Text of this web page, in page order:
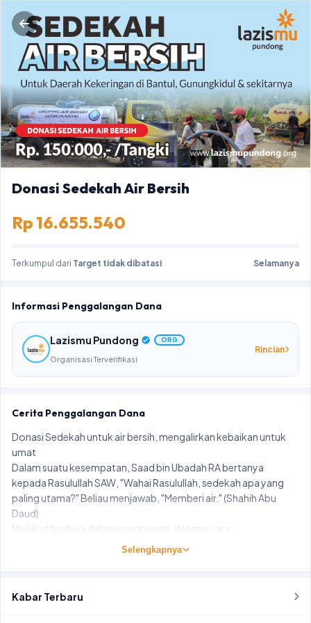
Donasi Sedekah Air Bersih
Rp 16.655.540
Terkumpul dari Target tidak dibatasi Selamanya
Informasi Penggalangan Dana
Lazismu Pundong ORG
Organisasi Terverifikasi
Rincian
Cerita Penggalangan Dana
Donasi Sedekah untuk air bersih, mengalirkan kebaikan untuk
umat
Dalam suatu kesempatan, Saad bin Ubadah RA bertanya
kepada Rasulullah SAW, "Wahai Rasulullah, sedekah apa yang
paling utama?" Beliau menjawab, "Memberi air." (Shahih Abu
Daud)
Mari ikut berbagi dalam program ini, dengan cara:
Donasi Sekarang
Masukkan informasi pelengkap dan pilih metode pembayaran
Segera lakukan pembayaran
Selengkapnya
Kabar Terbaru